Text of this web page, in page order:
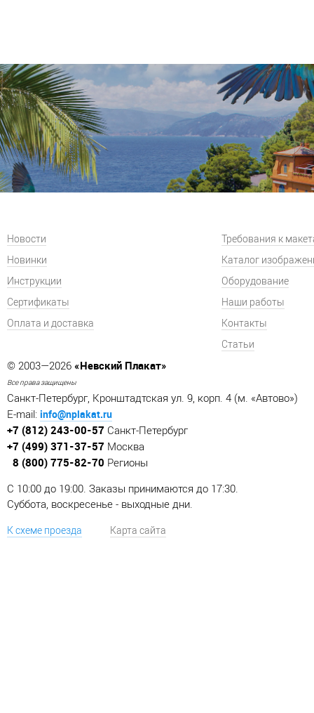
Новости
Новинки
Инструкции
Сертификаты
Оплата и доставка
Требования к
Каталог
Оборудование
Наши работы
Контакты
Статьи
© 2003—2026 «Невский Плакат»
Все права защищены
Санкт-Петербург, Кронштадтская ул. 9, корп. 4 (м. «Автово»)
E-mail: info@nplakat.ru
+7 (812) 243-00-57 Санкт-Петербург
+7 (499) 371-37-57 Москва
8 (800) 775-82-70 Регионы
C 10:00 до 19:00. Заказы принимаются до 17:30.
Суббота, воскресенье - выходные дни.
К схеме проезда Карта сайта